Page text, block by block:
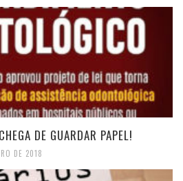
DE GUARDAR PAPEL!
DE 2018